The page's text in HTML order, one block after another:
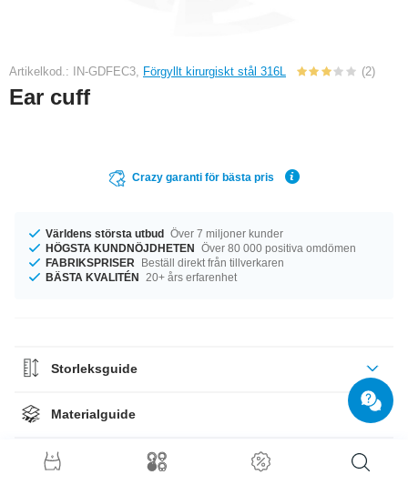
Artikelkod.: IN-GDFEC3, Förgyllt kirurgiskt stål 316L (2)
Ear cuff
Crazy garanti för bästa pris
Världens största utbud Över 7 miljoner kunder
HÖGSTA KUNDNÖJDHETEN Över 80 000 positiva omdömen
FABRIKSPRISER
Beställ direkt från tillverkaren
BÄSTA KVALITÉN
20+ års erfarenhet
Storleksguide
Materialguide
Frågor & Svar